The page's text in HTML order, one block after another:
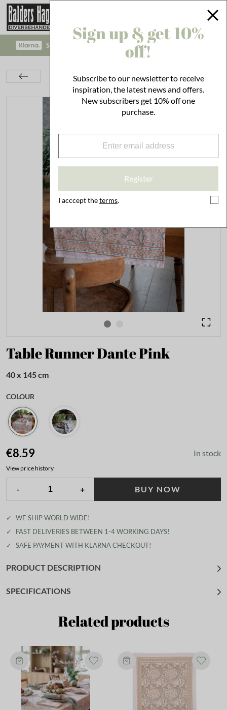
SAFE PAYMENT WITH KLARNA CHECKOUT!
Table Cloths & Table Runners
Table Runner Dante Pink
Table Runner Dante Pink
40 x 145 cm
COLOUR
€8.59 In stock
View price history
- + BUY NOW
✓
WE SHIP WORLD WIDE!
✓
FAST DELIVERIES BETWEEN 1-4 WORKING DAYS!
✓
SAFE PAYMENT WITH KLARNA CHECKOUT!
PRODUCT DESCRIPTION
SPECIFICATIONS
Related products
Sign up & get 10%
off!
Subscribe to our newsletter to receive
inspiration, the latest news and offers.
New subscribers get 10% off one
purchase.
Register
I acccept theterms.